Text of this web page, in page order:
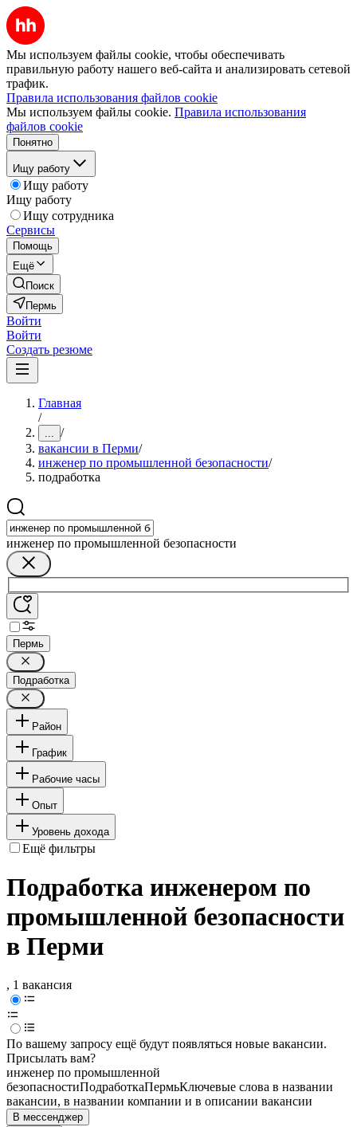
Мы используем файлы cookie, чтобы обеспечивать
правильную работу нашего веб-сайта и анализировать сетевой
трафик.
Правила использования файлов cookie
Мы используем файлы cookie. Правила использования
файлов cookie
Понятно
Ищу работу
Ищу работу
Ищу работу
Ищу сотрудника
Сервисы
Помощь
Ещё
Поиск
Пермь
Войти
Войти
Создать резюме
Главная
/
... /
вакансии в Перми/
инженер по промышленной безопасности/
подработка
инженер по промышленной безопасности
Пермь
Подработка
Район
График
Рабочие часы
Опыт
Уровень дохода
Ещё фильтры
Подработка инженером по
промышленной безопасности
в Перми
, 1 вакансия
По вашему запросу ещё будут появляться новые вакансии.
Присылать вам?
инженер по промышленной
безопасностиПодработкаПермьКлючевые слова в названии
вакансии, в названии компании и в описании вакансии
В мессенджер